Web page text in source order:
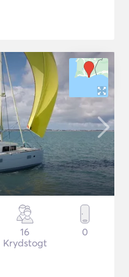
16
Krydstogt
0